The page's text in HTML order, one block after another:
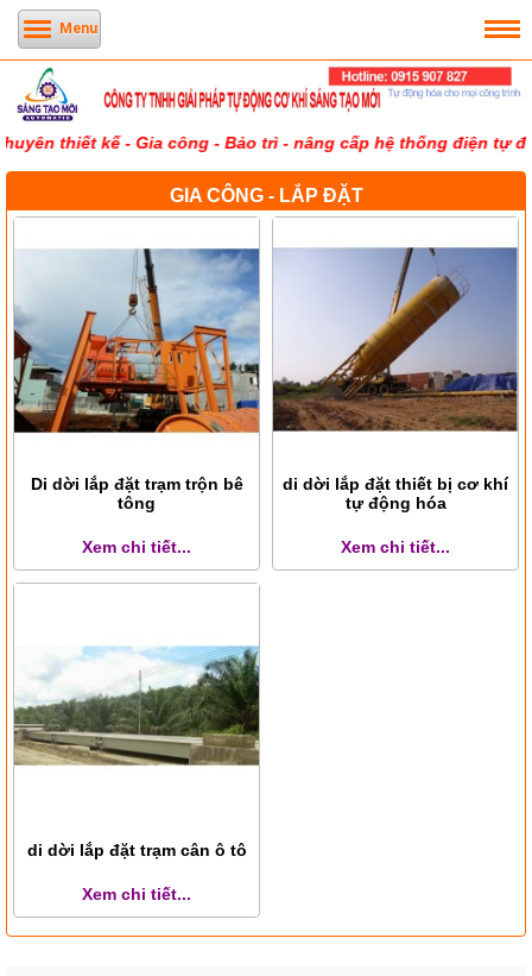
Menu
thiết kế - Gia công - Bảo trì - nâng cấp hệ thống điện tự
GIA CÔNG - LẮP ĐẶT
Di dời lắp đặt trạm trộn bê
tông
Xem chi tiết...
di dời lắp đặt thiết bị cơ khí
tự động hóa
Xem chi tiết...
di dời lắp đặt trạm cân ô tô
Xem chi tiết...